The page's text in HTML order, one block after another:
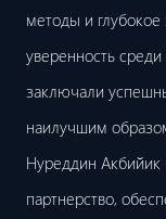
методы и
уверенность среди
заключали
наилучшим
Нуреддин Акбийик
партнерство,